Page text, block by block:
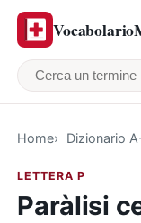
Cerca un
Home Dizionario
LETTERA P
Paràlisi